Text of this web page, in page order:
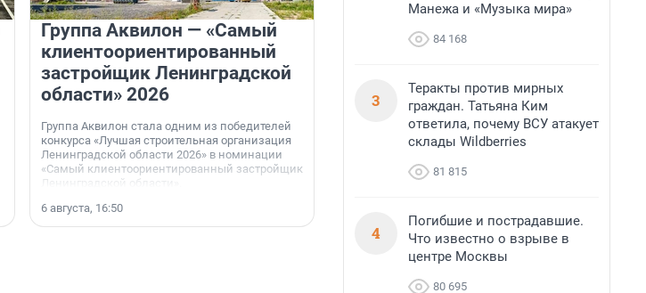
Группа Аквилон — «Самый
клиентоориентированный
застройщик Ленинградской
области» 2026
Группа Аквилон стала одним из победителей
конкурса «Лучшая строительная организация
Ленинградской области 2026» в номинации
«Самый клиентоориентированный застройщик
Ленинградской области».
6 августа, 16:50
«Лучший проект КРТ»
Ленобласти — микрорайон
Победителем профессионального конкурса
«Лучшая строительная организация 2025 года»
в номинации «За лучший проект комплексного
развития территорий» стал жилой микрорайон
«Город Звёзд».
Манежа и «Музыка мира»
84 168
3
Теракты против мирных
граждан. Татьяна Ким
ответила, почему ВСУ атакует
склады Wildberries
81 815
4
Погибшие и пострадавшие.
Что известно о взрыве в
центре Москвы
80 695